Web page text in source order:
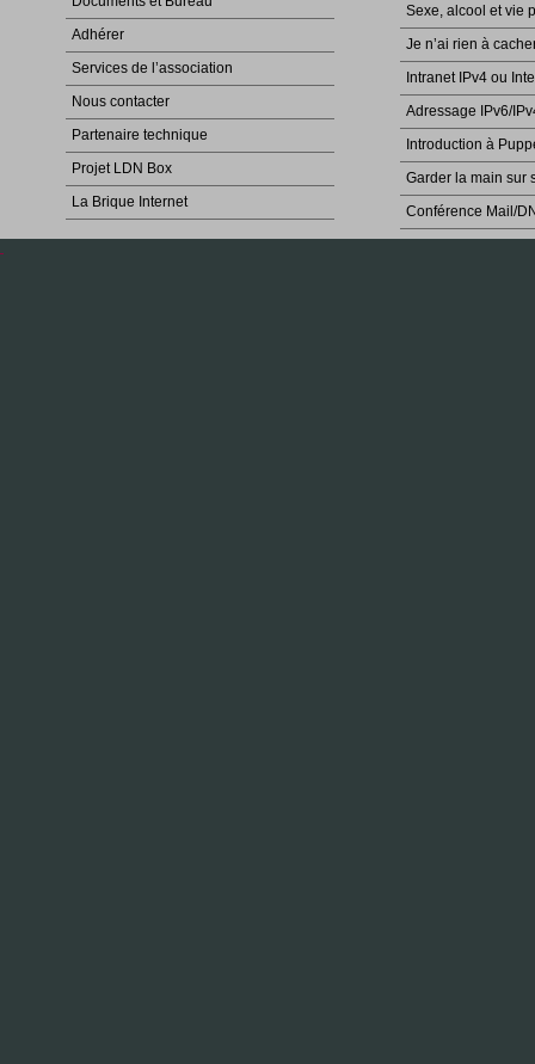
Adhérer
Services de l’association
Nous contacter
Partenaire technique
Projet LDN Box
La Brique Internet
Sexe, alcool et vie
Je n’ai rien à
Intranet IPv4 ou
Adressage IPv6/
Introduction à
Garder la main sur
Conférence Mail/